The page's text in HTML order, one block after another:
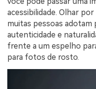
acessibilidade. Olhar
muitas pessoas adotam
autenticidade e
frente a um espelho
para fotos de rosto.